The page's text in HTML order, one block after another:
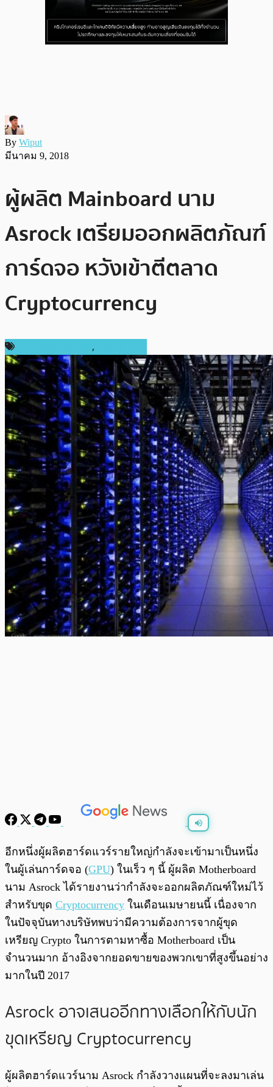
By Wiput
มีนาคม 9, 2018
ผู้ผลิต Mainboard นาม
Asrock เตรียมออกผลิตภัณฑ์
การ์ดจอ หวังเข้าตีตลาด
Cryptocurrency
,
พร้อมเล่น /
อีกหนึ่งผู้ผลิตฮาร์ดแวร์รายใหญ่กำลังจะเข้ามาเป็นหนึ่ง
ในผู้เล่นการ์ดจอ (GPU) ในเร็ว ๆ นี้ ผู้ผลิต Motherboard
นาม Asrock ได้รายงานว่ากำลังจะออกผลิตภัณฑ์ใหม่ไว้
สำหรับขุด Cryptocurrency ในเดือนเมษายนนี้ เนื่องจาก
ในปัจจุบันทางบริษัทพบว่ามีความต้องการจากผู้ขุด
เหรียญ Crypto ในการตามหาซื้อ Motherboard เป็น
จำนวนมาก อ้างอิงจากยอดขายของพวกเขาที่สูงขึ้นอย่าง
มากในปี 2017
Asrock อาจเสนออีกทางเลือกให้กับนัก
ขุดเหรียญ Cryptocurrency
ผู้ผลิตฮาร์ดแวร์นาม Asrock กำลังวางแผนที่จะลงมาเล่น